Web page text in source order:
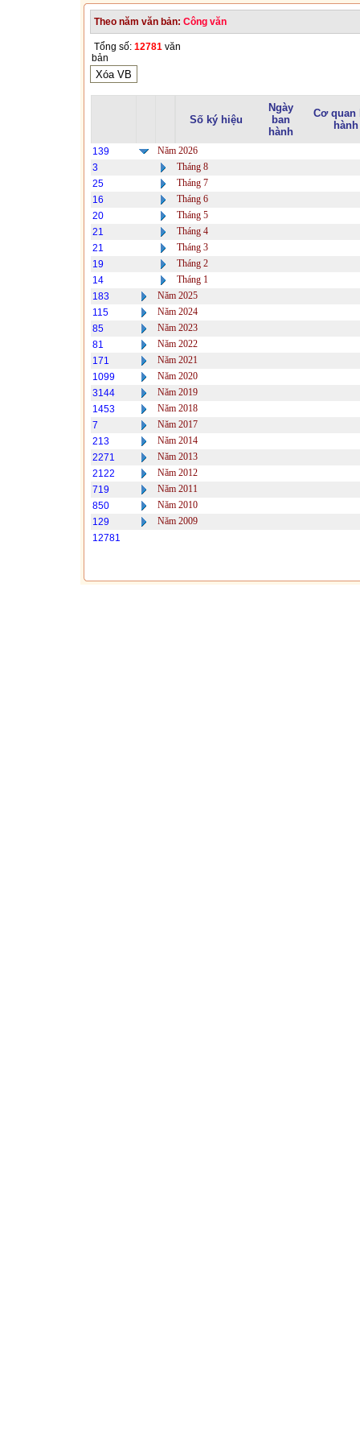
Theo năm văn bản: Công văn
Tổng số: 12781 văn
bản
Số ký hiệu
Ngày
ban
hành
Cơ quan
hành
139
Năm 2026
3
Tháng 8
25
Tháng 7
16
Tháng 6
20
Tháng 5
21
Tháng 4
21
Tháng 3
19
Tháng 2
14
Tháng 1
183
Năm 2025
115
Năm 2024
85
Năm 2023
81
Năm 2022
171
Năm 2021
1099
Năm 2020
3144
Năm 2019
1453
Năm 2018
7
Năm 2017
213
Năm 2014
2271
Năm 2013
2122
Năm 2012
719
Năm 2011
850
Năm 2010
129
Năm 2009
12781